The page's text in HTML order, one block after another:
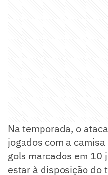
Na temporada, o
jogados com a
gols marcados em 10
estar à disposição do